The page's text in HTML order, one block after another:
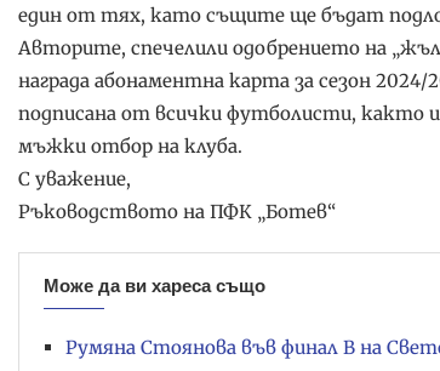
един от тях, като същите ще бъдат
Авторите, спечелили одобрението на
награда абонаментна карта за сезон 2024/
подписана от всички футболисти, както
мъжки отбор на клуба.
С уважение,
Ръководството на ПФК „Ботев“
Може да ви хареса също
Румяна Стоянова във финал B на